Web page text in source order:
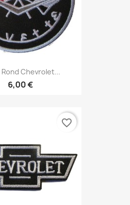
Rond Chevrolet...
6,00 €
favorite_border